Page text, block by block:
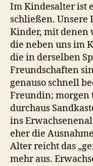
Im Kindesalter ist
schließen.
Kinder, mit denen
die neben uns im
die in derselben
Freundschaften
genauso schnell
Freundin; morgen
durchaus
ins
eher die
Alter reicht das
mehr aus.